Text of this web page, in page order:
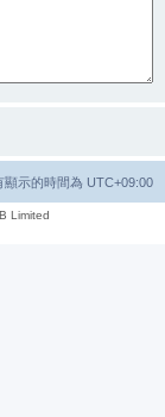
顯示的時間為 UTC+09:00
Limited